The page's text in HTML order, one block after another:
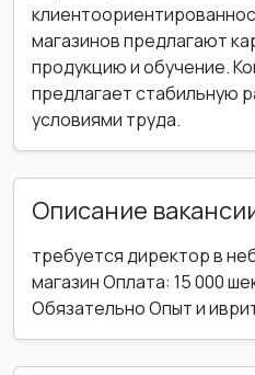
магазинов предлагают
продукцию и обучение.
предлагает стабильную
условиями труда.
Описание
требуется директор в
магазин Оплата: 15 000
Обязательно Опыт и